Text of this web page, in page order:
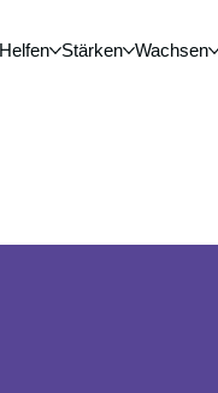
Helfen Stärken Wachsen